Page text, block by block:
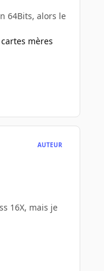
64Bits, alors le
mères
AUTEUR
16X, mais je